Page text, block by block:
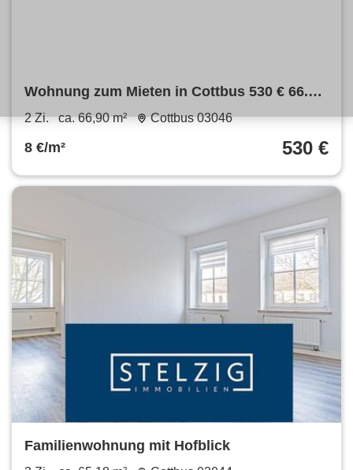
Wohnung zum Mieten in Cottbus 530 € 66.9
m²
2 Zi. ca. 66,90 m² Cottbus 03046
8 €/m² 530 €
Familienwohnung mit Hofblick